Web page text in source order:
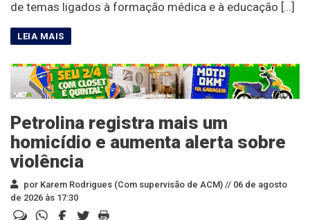
de temas ligados à formação médica e à educação […]
Petrolina registra mais um
homicídio e aumenta alerta sobre
violência
por Karem Rodrigues (Com supervisão de ACM) // 06 de agosto
de 2026 às 17:30